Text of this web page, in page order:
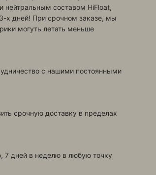
нейтральным составом HiFloat,
х дней! При срочном заказе, мы
могуть летать меньше
с нашими постоянными
срочную доставку в пределах
7 дней в неделю в любую точку